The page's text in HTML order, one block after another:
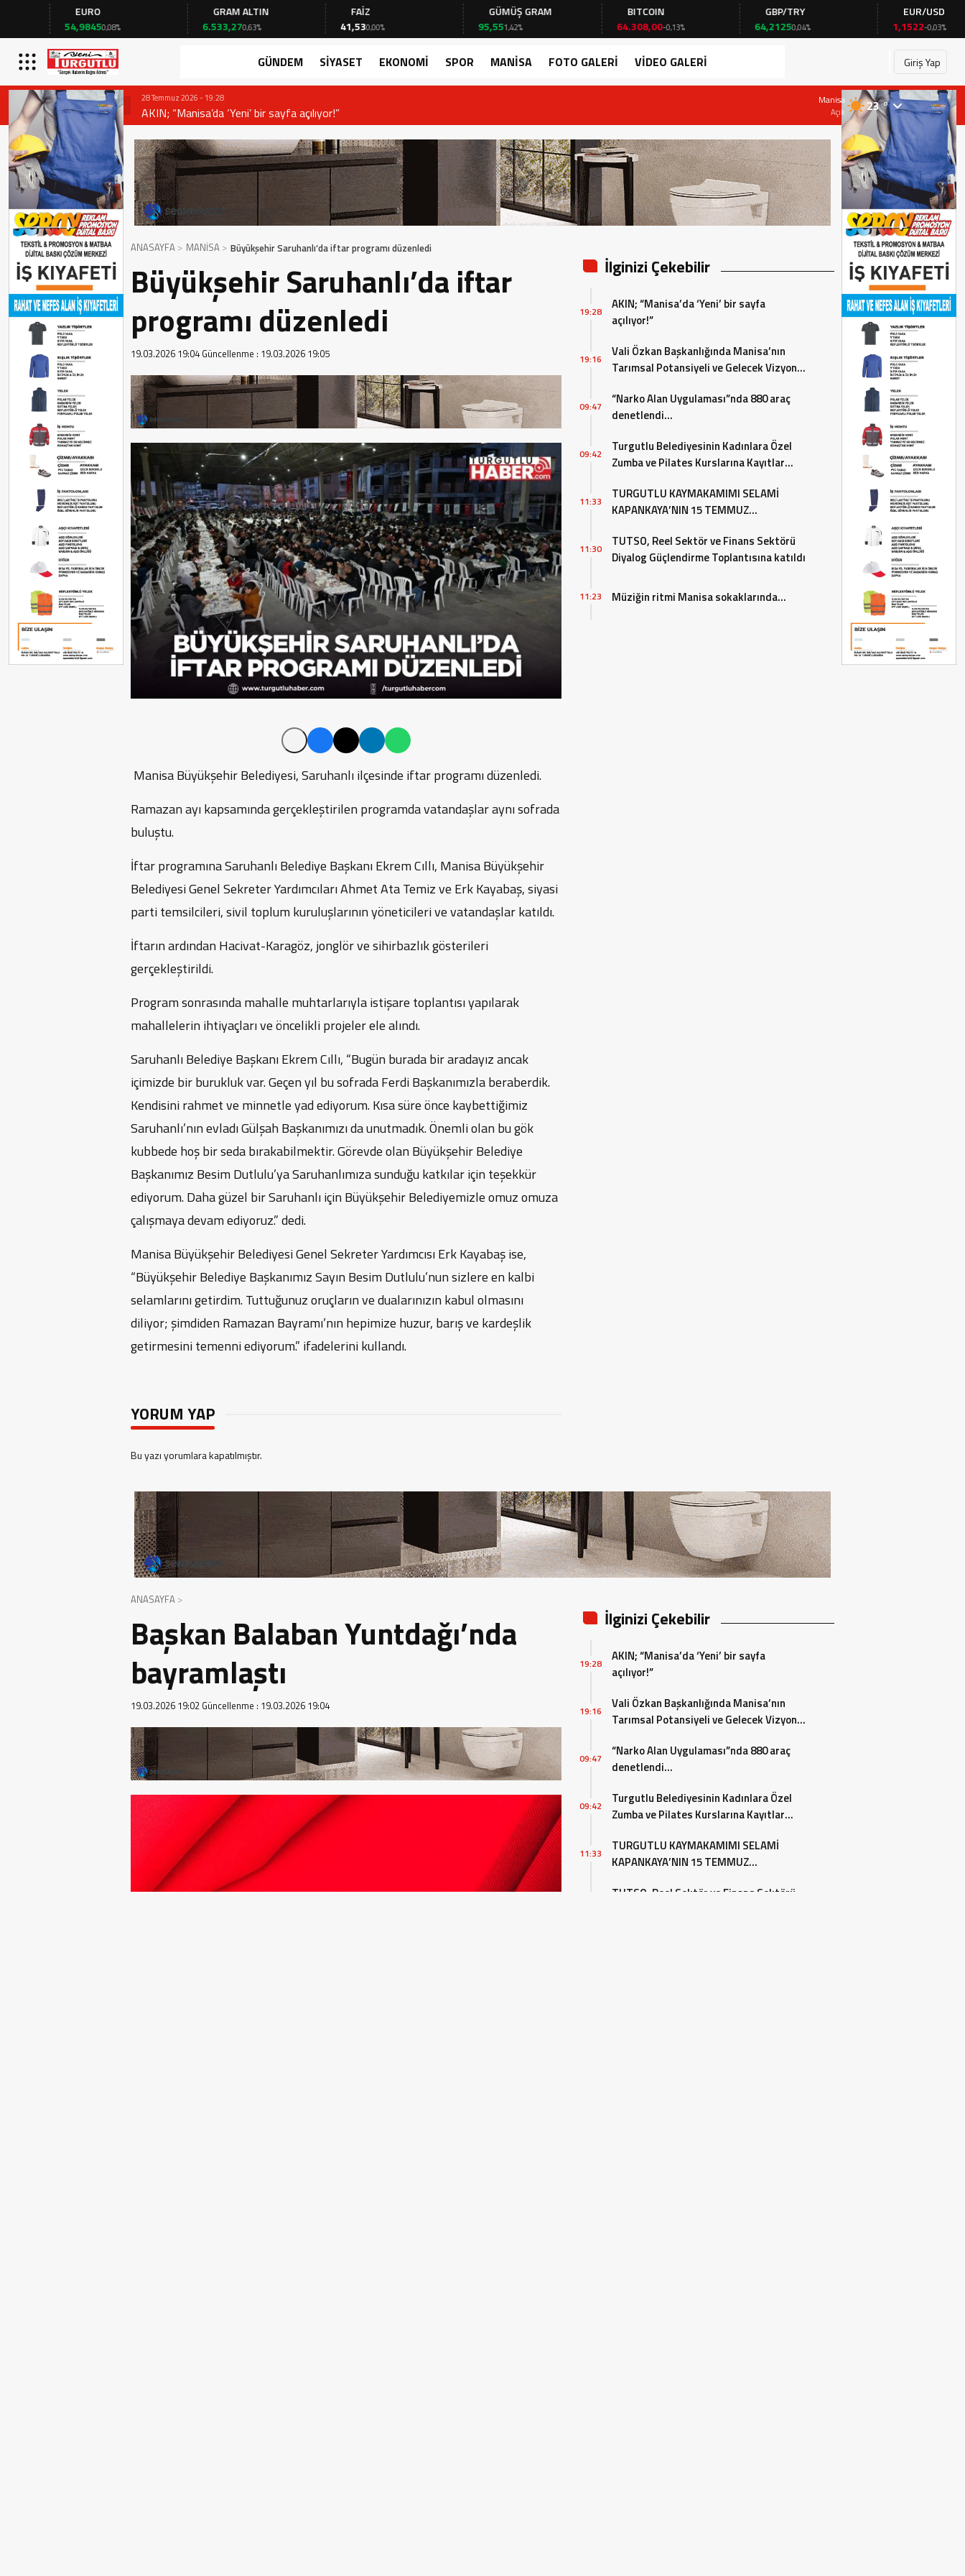
EURO
54,9845
0,08%
GRAM ALTIN
6.533,27
0,63% 0,00%
GÜMÜŞ GRAM
1,42%
BITCOIN
64.308,00
-0,13%
GBP/TRY
64,2125
0,04%
EUR/USD
-0,03%
GÜNDEM SİYASET EKONOMİ SPOR MANİSA FOTO GALERİ VİDEO GALERİ Giriş Yap
28 Temmuz 2026 - 19:28
AKIN; “Manisa’da ‘Yeni’ bir sayfa açılıyor!”
28 Temmuz 2026 - 19:23
Başkan AKIN, Çarşamba günü CHP İlçe
Manisa
Açık 23 °
ANASAYFA MANİSA Büyükşehir Saruhanlı’da iftar programı düzenledi
Büyükşehir Saruhanlı’da iftar
programı düzenledi
19.03.2026 19:04 Güncellenme : 19.03.2026 19:05
Manisa Büyükşehir Belediyesi, Saruhanlı ilçesinde iftar programı düzenledi.
Ramazan ayı kapsamında gerçekleştirilen programda vatandaşlar aynı sofrada
buluştu.
İftar programına Saruhanlı Belediye Başkanı Ekrem Cıllı, Manisa Büyükşehir
Belediyesi Genel Sekreter Yardımcıları Ahmet Ata Temiz ve Erk Kayabaş, siyasi
parti temsilcileri, sivil toplum kuruluşlarının yöneticileri ve vatandaşlar katıldı.
İftarın ardından Hacivat-Karagöz, jonglör ve sihirbazlık gösterileri
gerçekleştirildi.
Program sonrasında mahalle muhtarlarıyla istişare toplantısı yapılarak
mahallelerin ihtiyaçları ve öncelikli projeler ele alındı.
Saruhanlı Belediye Başkanı Ekrem Cıllı, “Bugün burada bir aradayız ancak
içimizde bir burukluk var. Geçen yıl bu sofrada Ferdi Başkanımızla beraberdik.
Kendisini rahmet ve minnetle yad ediyorum. Kısa süre önce kaybettiğimiz
Saruhanlı’nın evladı Gülşah Başkanımızı da unutmadık. Önemli olan bu gök
kubbede hoş bir seda bırakabilmektir. Görevde olan Büyükşehir Belediye
Başkanımız Besim Dutlulu’ya Saruhanlımıza sunduğu katkılar için teşekkür
ediyorum. Daha güzel bir Saruhanlı için Büyükşehir Belediyemizle omuz omuza
çalışmaya devam ediyoruz.” dedi.
Manisa Büyükşehir Belediyesi Genel Sekreter Yardımcısı Erk Kayabaş ise,
“Büyükşehir Belediye Başkanımız Sayın Besim Dutlulu’nun sizlere en kalbi
selamlarını getirdim. Tuttuğunuz oruçların ve dualarınızın kabul olmasını
diliyor; şimdiden Ramazan Bayramı’nın hepimize huzur, barış ve kardeşlik
getirmesini temenni ediyorum.” ifadelerini kullandı.
YORUM YAP
Bu yazı yorumlara kapatılmıştır.
İlginizi Çekebilir
AKIN; “Manisa’da ‘Yeni’ bir sayfa
açılıyor!”
19:28
Vali Özkan Başkanlığında Manisa’nın
Tarımsal Potansiyeli ve Gelecek Vizyonu
19:16
“Narko Alan Uygulaması”nda 880 araç
denetlendi…
09:47
Turgutlu Belediyesinin Kadınlara Özel
Zumba ve Pilates Kurslarına Kayıtlar
09:42
TURGUTLU KAYMAKAMIMI SELAMİ
KAPANKAYA’NIN 15 TEMMUZ
11:33
TUTSO, Reel Sektör ve Finans Sektörü
Diyalog Güçlendirme Toplantısına katıldı
11:30
Müziğin ritmi Manisa sokaklarında…
11:23
ANASAYFA
Başkan Balaban Yuntdağı’nda
bayramlaştı
19.03.2026 19:02 Güncellenme : 19.03.2026 19:04
İlginizi Çekebilir
AKIN; “Manisa’da ‘Yeni’ bir sayfa
açılıyor!”
19:28
Vali Özkan Başkanlığında Manisa’nın
Tarımsal Potansiyeli ve Gelecek Vizyonu
19:16
“Narko Alan Uygulaması”nda 880 araç
denetlendi…
09:47
Turgutlu Belediyesinin Kadınlara Özel
Zumba ve Pilates Kurslarına Kayıtlar
09:42
TURGUTLU KAYMAKAMIMI SELAMİ
KAPANKAYA’NIN 15 TEMMUZ
11:33
TUTSO, Reel Sektör ve Finans Sektörü